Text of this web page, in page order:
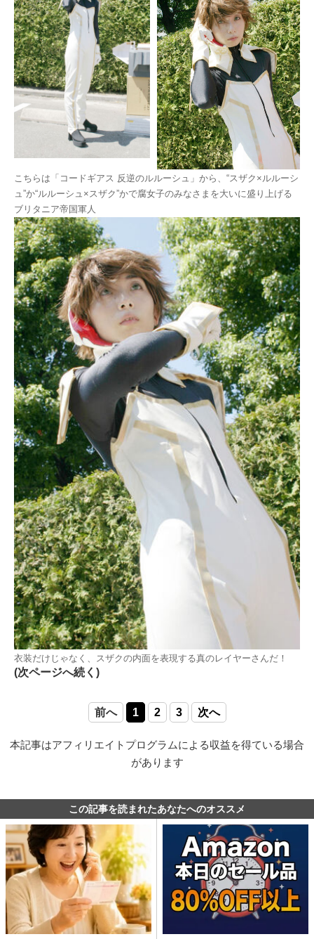
こちらは「コードギアス 反逆のルルーシュ」から、“スザク×ルルーシ
ュ”か“ルルーシュ×スザク”かで腐女子のみなさまを大いに盛り上げる
ブリタニア帝国軍人
衣装だけじゃなく、スザクの内面を表現する真のレイヤーさんだ！
(次ページへ続く)
前へ 1 2 3 次へ
本記事はアフィリエイトプログラムによる収益を得ている場合
があります
この記事を読まれたあなたへのオススメ